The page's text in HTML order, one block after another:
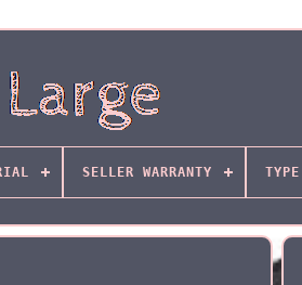
SELLER WARRANTY TYPE